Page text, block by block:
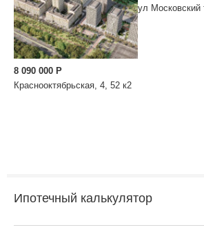
8 090 000 Р
Краснооктябрьская, 4, 52 к2
ул Московский
Ипотечный калькулятор